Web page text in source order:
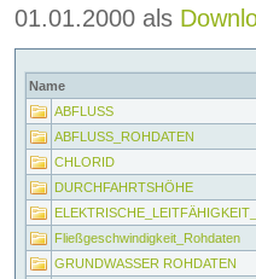
01.01.2000 als
Name
ABFLUSS
ABFLUSS_ROHDATEN
CHLORID
DURCHFAHRTSHÖHE
Fließgeschwindigkeit_Rohdaten
GRUNDWASSER ROHDATEN